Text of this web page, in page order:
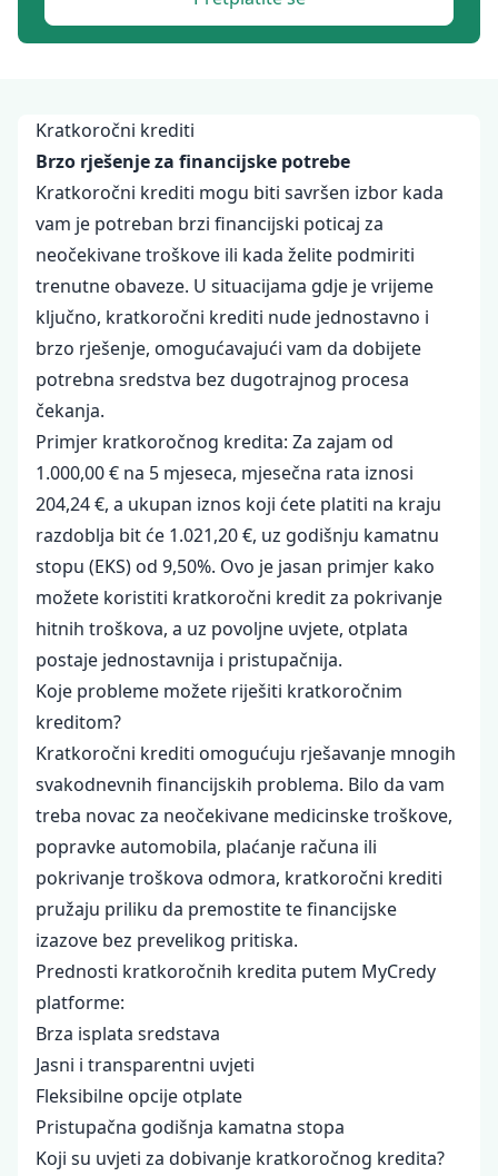
Kratkoročni krediti
Brzo rješenje za financijske potrebe
Kratkoročni krediti mogu biti savršen izbor kada
vam je potreban brzi financijski poticaj za
neočekivane troškove ili kada želite podmiriti
trenutne obaveze. U situacijama gdje je vrijeme
ključno, kratkoročni krediti nude jednostavno i
brzo rješenje, omogućavajući vam da dobijete
potrebna sredstva bez dugotrajnog procesa
čekanja.
Primjer kratkoročnog kredita: Za zajam od
1.000,00 € na 5 mjeseca, mjesečna rata iznosi
204,24 €, a ukupan iznos koji ćete platiti na kraju
razdoblja bit će 1.021,20 €, uz godišnju kamatnu
stopu (EKS) od 9,50%. Ovo je jasan primjer kako
možete koristiti kratkoročni kredit za pokrivanje
hitnih troškova, a uz povoljne uvjete, otplata
postaje jednostavnija i pristupačnija.
Koje probleme možete riješiti kratkoročnim
kreditom?
Kratkoročni krediti omogućuju rješavanje mnogih
svakodnevnih financijskih problema. Bilo da vam
treba novac za neočekivane medicinske troškove,
popravke automobila, plaćanje računa ili
pokrivanje troškova odmora, kratkoročni krediti
pružaju priliku da premostite te financijske
izazove bez prevelikog pritiska.
Prednosti kratkoročnih kredita putem MyCredy
platforme:
Brza isplata sredstava
Jasni i transparentni uvjeti
Fleksibilne opcije otplate
Pristupačna godišnja kamatna stopa
Koji su uvjeti za dobivanje kratkoročnog kredita?